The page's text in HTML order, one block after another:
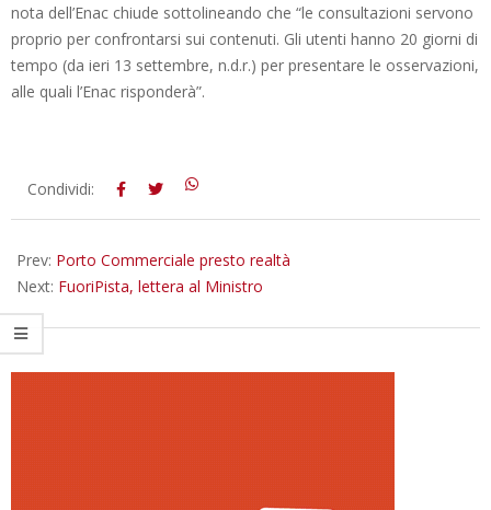
nota dell’Enac chiude sottolineando che “le consultazioni servono
proprio per confrontarsi sui contenuti. Gli utenti hanno 20 giorni di
tempo (da ieri 13 settembre, n.d.r.) per presentare le osservazioni,
alle quali l’Enac risponderà”.
2012-
Condividi:
Prev: Porto Commerciale presto realtà
Next: FuoriPista, lettera al Ministro